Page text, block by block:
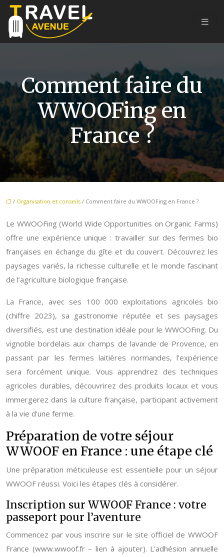
Comment faire du
WWOOFing en
France ?
/ Organisation et conseils / Comment faire du WWOOFing en France ?
Le WWOOFing (World Wide Opportunities on Organic Farms)
offre une expérience unique : travailler sur des fermes bio
françaises en échange du gîte et du couvert. Découvrez les
paysages variés, la richesse culturelle et le monde fascinant
de l’agriculture biologique française.
La France, avec ses 100 000 exploitations agricoles bio
(chiffre 2023), sa gastronomie réputée et ses paysages
diversifiés, est une destination idéale pour le WWOOFing. Du
vignoble bordelais aux champs de lavande de Provence, en
passant par les fermes laitières normandes, l’expérience
sera forcément unique. Vous apprendrez des techniques
agricoles durables, découvrirez des produits locaux et vous
immergerez dans la culture française, participant activement
à la vie d’une ferme.
Préparation de votre séjour
WWOOF en France : une étape clé
Une préparation méticuleuse est essentielle pour un séjour
WWOOF réussi. Voici les étapes clés à considérer.
Inscription sur WWOOF France : votre
passeport pour l’aventure
Commencez par vous inscrire sur le site officiel de WWOOF
France (www.wwoof.fr – lien à ajouter). L’adhésion annuelle